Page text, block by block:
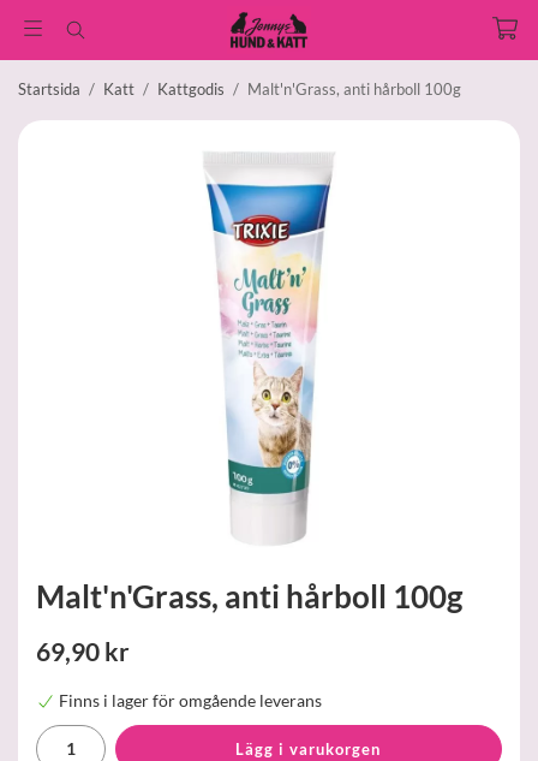
Startsida / Katt / Kattgodis / Malt'n'Grass, anti hårboll 100g
Malt'n'Grass, anti hårboll 100g
69,90 kr
Finns i lager för omgående leverans
Lägg i varukorgen